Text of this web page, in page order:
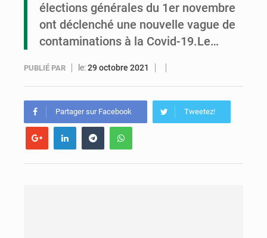
élections générales du 1er novembre
ont déclenché une nouvelle vague de
contaminations à la Covid-19.Le…
PUBLIÉ PAR le:29 octobre 2021
Partager sur Facebook Tweetez!